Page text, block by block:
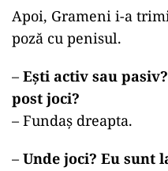
Apoi, Grameni i-a
poză cu penisul.
– Ești activ sau
post joci?
– Fundaș dreapta.
– Unde joci? Eu sunt